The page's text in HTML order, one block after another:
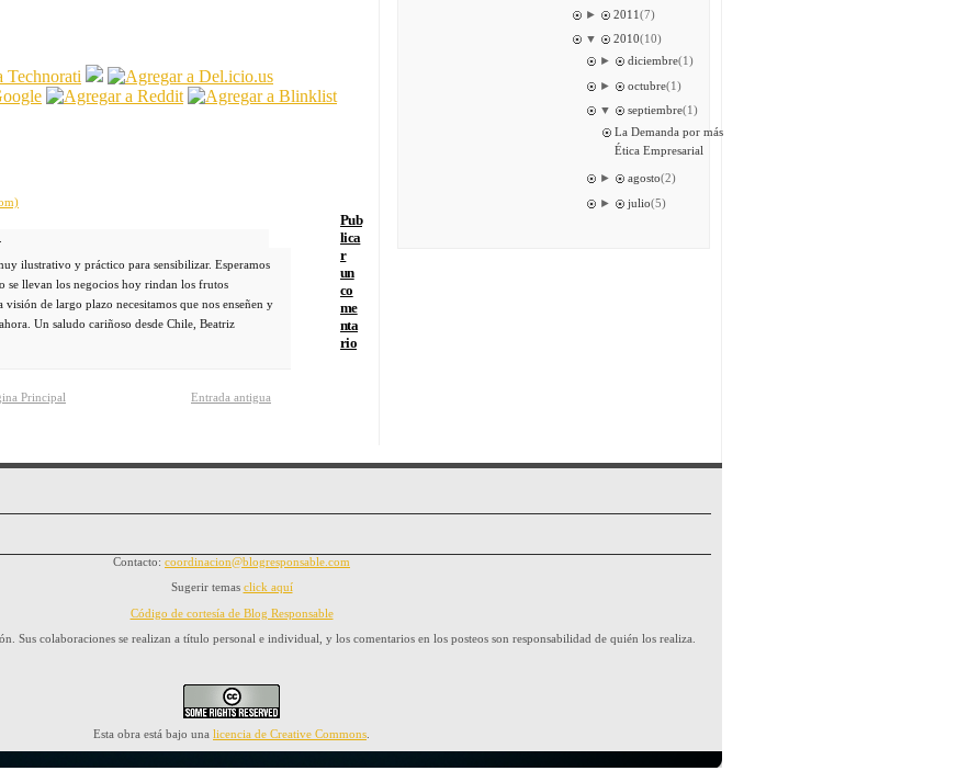
ilustrativo y práctico para sensibilizar. Esperamos
se llevan los negocios hoy rindan los frutos
visión de largo plazo necesitamos que nos enseñen y
Un saludo cariñoso desde Chile, Beatriz
Pub
lica
r
un
co
me
nta
rio
Entrada antigua
Principal
► 2011(7)
▼
2010(10)
►
diciembre(1)
►
octubre(1)
▼
septiembre(1)
La Demanda por más
Ética Empresarial
► agosto(2)
►
julio(5)
Contacto: coordinacion@blogresponsable.com
Sugerir temas click aquí
Código de cortesía de Blog Responsable
Sus colaboraciones se realizan a título personal e individual, y los comentarios en los posteos son responsabilidad de quién los realiza.
Esta obra está bajo una licencia de Creative Commons